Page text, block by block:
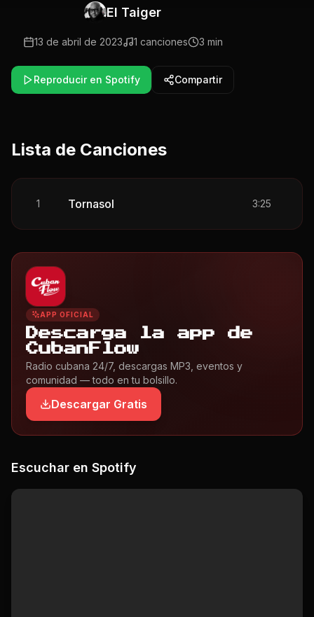
El Taiger
13 de abril de 2023 1 canciones 3 min
Reproducir en Spotify Compartir
Lista de Canciones
1 Tornasol 3:25
APP OFICIAL
Descarga la app de
CubanFlow
Radio cubana 24/7, descargas MP3, eventos y
comunidad — todo en tu bolsillo.
Descargar Gratis
Escuchar en Spotify